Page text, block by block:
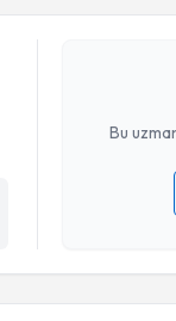
Bu
Kişisel
Randevu
oluşturun. Size bu